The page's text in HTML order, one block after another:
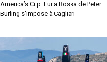
America’s Cup. Luna Rossa de Peter
Burling s’impose à Cagliari